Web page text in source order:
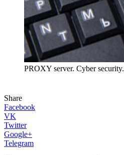
PROXY server. Cyber security.
Share
Facebook
VK
Twitter
Google+
Telegram